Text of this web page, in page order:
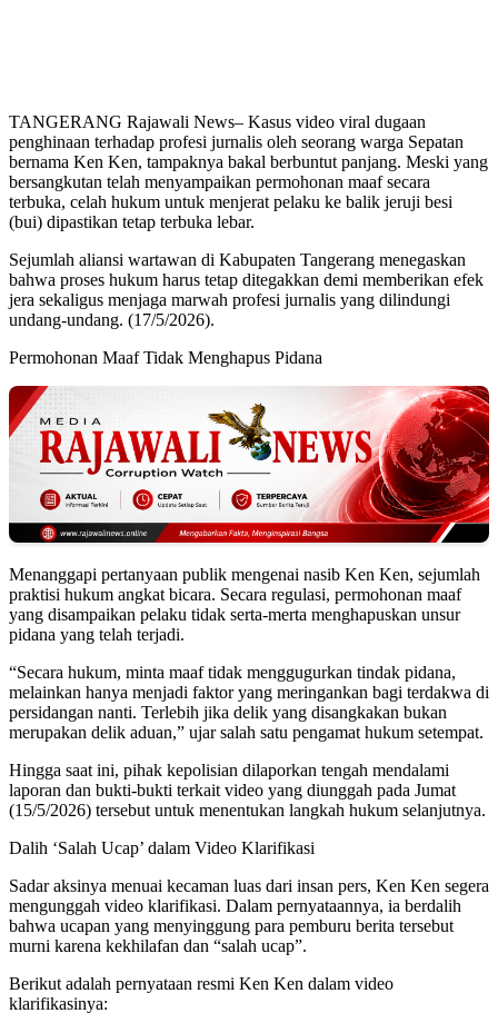
TANGERANG Rajawali News– Kasus video viral dugaan
penghinaan terhadap profesi jurnalis oleh seorang warga Sepatan
bernama Ken Ken, tampaknya bakal berbuntut panjang. Meski yang
bersangkutan telah menyampaikan permohonan maaf secara
terbuka, celah hukum untuk menjerat pelaku ke balik jeruji besi
(bui) dipastikan tetap terbuka lebar.
Sejumlah aliansi wartawan di Kabupaten Tangerang menegaskan
bahwa proses hukum harus tetap ditegakkan demi memberikan efek
jera sekaligus menjaga marwah profesi jurnalis yang dilindungi
undang-undang. (17/5/2026).
Permohonan Maaf Tidak Menghapus Pidana
Menanggapi pertanyaan publik mengenai nasib Ken Ken, sejumlah
praktisi hukum angkat bicara. Secara regulasi, permohonan maaf
yang disampaikan pelaku tidak serta-merta menghapuskan unsur
pidana yang telah terjadi.
“Secara hukum, minta maaf tidak menggugurkan tindak pidana,
melainkan hanya menjadi faktor yang meringankan bagi terdakwa di
persidangan nanti. Terlebih jika delik yang disangkakan bukan
merupakan delik aduan,” ujar salah satu pengamat hukum setempat.
Hingga saat ini, pihak kepolisian dilaporkan tengah mendalami
laporan dan bukti-bukti terkait video yang diunggah pada Jumat
(15/5/2026) tersebut untuk menentukan langkah hukum selanjutnya.
Dalih ‘Salah Ucap’ dalam Video Klarifikasi
Sadar aksinya menuai kecaman luas dari insan pers, Ken Ken segera
mengunggah video klarifikasi. Dalam pernyataannya, ia berdalih
bahwa ucapan yang menyinggung para pemburu berita tersebut
murni karena kekhilafan dan “salah ucap”.
Berikut adalah pernyataan resmi Ken Ken dalam video
klarifikasinya: